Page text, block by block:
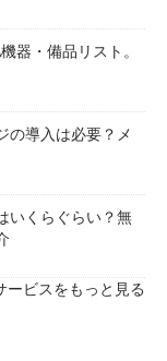
器・備品リスト。
の導入は必要？メ
いくらぐらい？無
ービスをもっと見る